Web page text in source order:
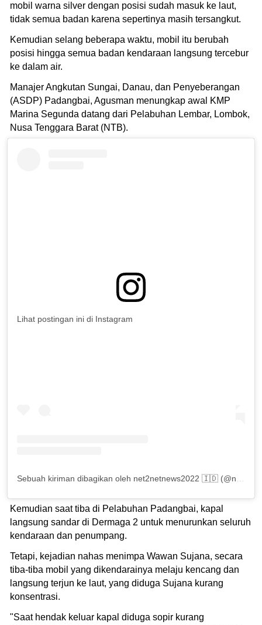
mobil warna silver dengan posisi sudah masuk ke laut,
tidak semua badan karena sepertinya masih tersangkut.
Kemudian selang beberapa waktu, mobil itu berubah
posisi hingga semua badan kendaraan langsung tercebur
ke dalam air.
Manajer Angkutan Sungai, Danau, dan Penyeberangan
(ASDP) Padangbai, Agusman menungkap awal KMP
Marina Segunda datang dari Pelabuhan Lembar, Lombok,
Nusa Tenggara Barat (NTB).
Lihat postingan ini di Instagram
Kemudian saat tiba di Pelabuhan Padangbai, kapal
langsung sandar di Dermaga 2 untuk menurunkan seluruh
kendaraan dan penumpang.
Tetapi, kejadian nahas menimpa Wawan Sujana, secara
tiba-tiba mobil yang dikendarainya melaju kencang dan
langsung terjun ke laut, yang diduga Sujana kurang
konsentrasi.
"Saat hendak keluar kapal diduga sopir kurang